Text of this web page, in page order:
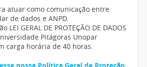
atuar como comunicação entre
de dados e ANPD.
LEI GERAL DE PROTEÇÃO DE DADOS
Pitágoras Unopar
carga horária de 40 horas.